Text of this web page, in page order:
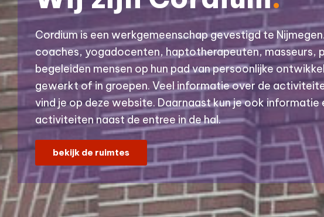
Cordium is een werkgemeenschap gevestigd te
coaches, yogadocenten, haptotherapeuten, masseurs,
begeleiden mensen op hun pad van persoonlijke
gewerkt of in groepen. Veel informatie over de
vind je op deze website. Daarnaast kun je ook informatie
activiteiten naast de entree in de hal.
bekijk de ruimtes